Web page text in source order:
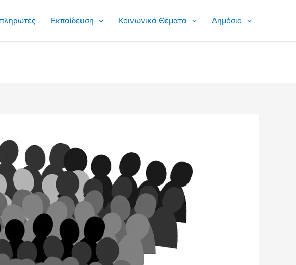
Εκπαίδευση Κοινωνικά Θέματα Δημόσιο